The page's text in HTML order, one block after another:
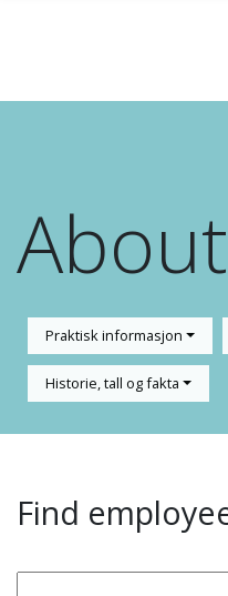
Praktisk informasjon
Historie, tall og fakta
Find